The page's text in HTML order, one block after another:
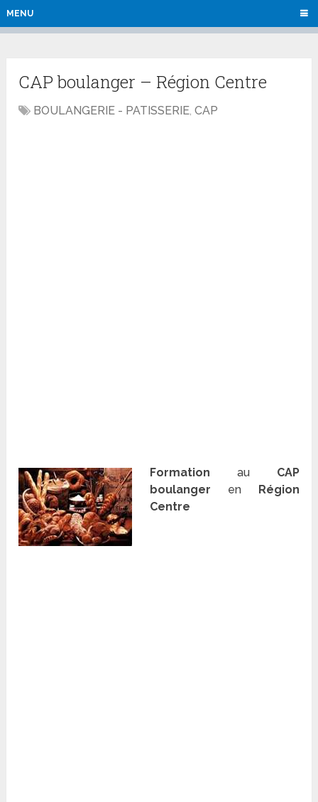
MENU
CAP boulanger – Région Centre
BOULANGERIE - PATISSERIE,CAP
Formation au CAP
boulanger en Région
Centre